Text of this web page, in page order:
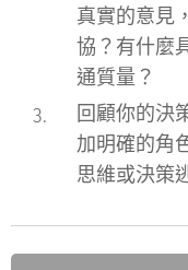
真實的意見
協？有什麼
通質量？
回顧你的決
加明確的角
思維或決策